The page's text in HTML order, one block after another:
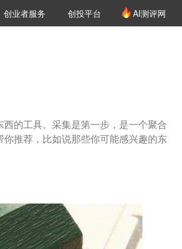
创投氪堂
创业者服务 创投平台 AI测评网
的工具。采集是第一步，是一个聚合
推荐，比如说那些你可能感兴趣的东